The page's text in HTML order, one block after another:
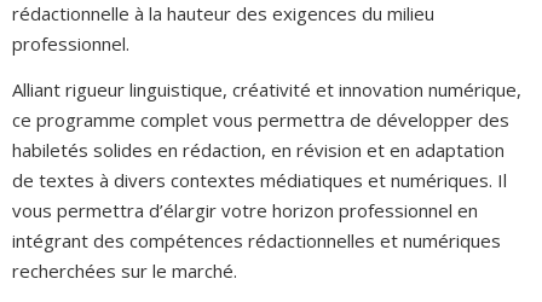
rédactionnelle à la hauteur des exigences du milieu
professionnel.
Alliant rigueur linguistique, créativité et innovation numérique,
ce programme complet vous permettra de développer des
habiletés solides en rédaction, en révision et en adaptation
de textes à divers contextes médiatiques et numériques. Il
vous permettra d’élargir votre horizon professionnel en
intégrant des compétences rédactionnelles et numériques
recherchées sur le marché.